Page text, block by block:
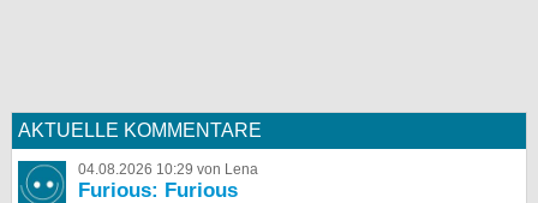
AKTUELLE KOMMENTARE
04.08.2026 10:29 von Lena
Furious: Furious